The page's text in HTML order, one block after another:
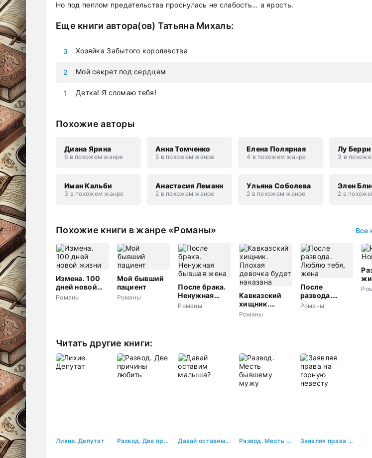
Но под пеплом предательства проснулась не слабость… а ярость.
Еще книги автора(ов) Татьяна Михаль:
Детка! Я сломаю тебя!
Мой секрет под сердцем
Хозяйка Забытого королевства
Похожие авторы
Диана Ярина
6 в похожем жанре
Анна Томченко
5 в похожем жанре
Елена Полярная
4 в похожем жанре
Лу Берри
3 в
Иман Кальби
3 в похожем жанре
Анастасия Леманн
2 в похожем жанре
Ульяна Соболева
2 в похожем жанре
Элен
2 в
Похожие книги в жанре «Романы» Все
Измена. 100
дней новой
жизни
Романы
Мой бывший
пациент
Романы
После брака.
Ненужная
бывшая жена
Романы
Кавказский
хищник.
Плохая
Романы
После
развода.
Люблю тебя,
Романы
Читать другие книги:
Лихие. Депутат Развод. Две причины любить Давай оставим малыша? Развод. Месть бывшему мужу Заявляя права на горную невесту